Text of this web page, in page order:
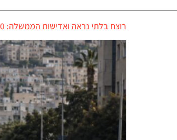
רוצח בלתי נראה ואדישות הממשלה: 1,200 ישראלים מתים בכל שנה בגלל בלימת הרכב החשמלי